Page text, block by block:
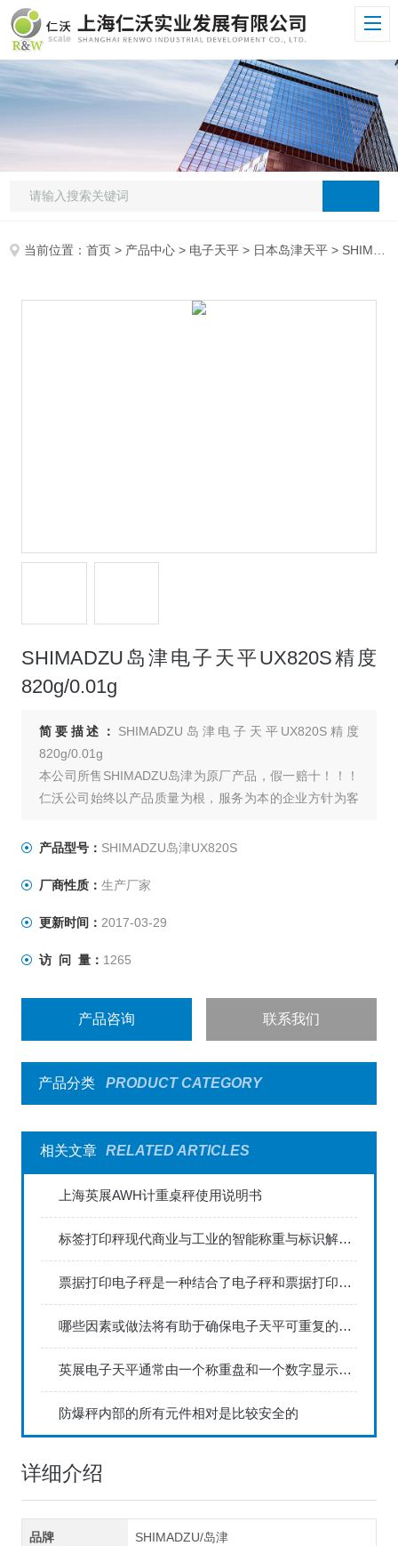
当前位置：首页 > 产品中心 > 电子天平 > 日本岛津天平 > SHIMADZU岛津UX820SSHIMADZU岛津电子天平UX820S精度820g/0.01g
SHIMADZU岛津电子天平UX820S精度
820g/0.01g
简要描述： SHIMADZU岛津电子天平UX820S精度
820g/0.01g
本公司所售SHIMADZU岛津为原厂产品，假一赔十！！！
仁沃公司始终以产品质量为根，服务为本的企业方针为客
称重仪表及各类衡器配件的加工制造及维修.
产品型号： SHIMADZU岛津UX820S
厂商性质： 生产厂家
更新时间： 2017-03-29
访 问 量： 1265
产品咨询 联系我们
产品分类 PRODUCT CATEGORY
相关文章 RELATED ARTICLES
上海英展AWH计重桌秤使用说明书
标签打印秤现代商业与工业的智能称重与标识解决方案
票据打印电子秤是一种结合了电子秤和票据打印功能的设备
哪些因素或做法将有助于确保电子天平可重复的称量结果？
英展电子天平通常由一个称重盘和一个数字显示屏组成
防爆秤内部的所有元件相对是比较安全的
详细介绍
品牌 SHIMADZU/岛津